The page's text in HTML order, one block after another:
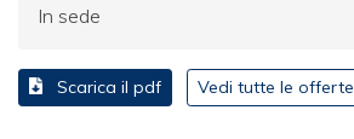
In sede
Scarica il pdf Vedi tutte le offerte